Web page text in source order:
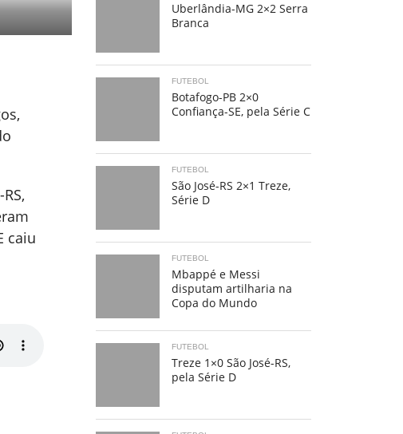
caiu
Uberlândia-MG 2×2 Serra
Branca
FUTEBOL
Botafogo-PB 2×0
Confiança-SE, pela Série C
FUTEBOL
São José-RS 2×1 Treze,
Série D
FUTEBOL
Mbappé e Messi
disputam artilharia na
Copa do Mundo
FUTEBOL
Treze 1×0 São José-RS,
pela Série D